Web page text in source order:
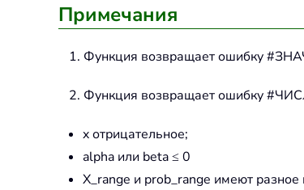
Примечания
1. Функция возвращает ошибку
2. Функция возвращает ошибку
x отрицательное;
alpha или beta ≤ 0
X_range и prob_range имеют